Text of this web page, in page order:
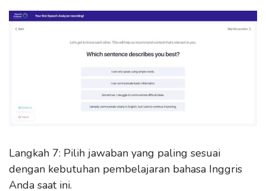
Langkah 7: Pilih jawaban yang paling sesuai
dengan kebutuhan pembelajaran bahasa Inggris
Anda saat ini.